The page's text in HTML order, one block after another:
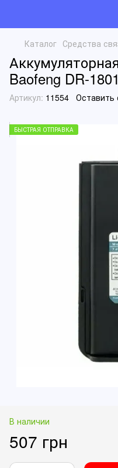
Каталог Средства
Baofeng DR-
Артикул: 11554 Оставить
БЫСТРАЯ ОТПРАВКА
В наличии
507 грн